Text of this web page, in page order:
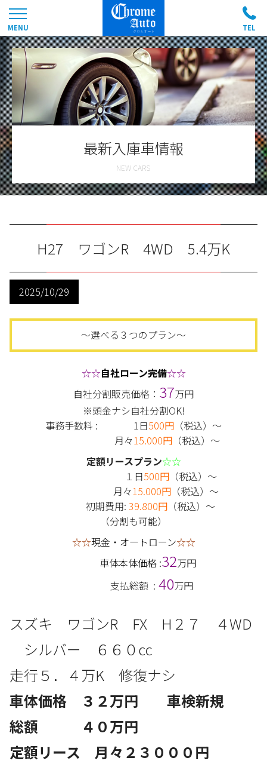
最新入庫車情報
H27 ワゴンR 4WD 5.4万K
2025/10/29
～選べる３つのプラン～
☆☆自社ローン完備☆☆
自社分割販売価格： 37万円
※頭金ナシ自社分割OK!
事務手数料 : 1日500円 （税込）～
月々15.000円（税込）～
定額リースプラン☆☆
１日500円（税込）～
月々15.000円（税込）～
初期費用: 39.800円（税込）～
（分割も可能）
☆☆現金・オートローン☆☆
車体本体価格 :32万円
支払総額 : 40万円
スズキ ワゴンR FX H２７ ４WD
シルバー
６６ ０㏄
走行５．４ 万K 修復ナシ
車体価格 ３２万円 車検新規
総額 ４０万円
定額リース 月々２３ ０００円